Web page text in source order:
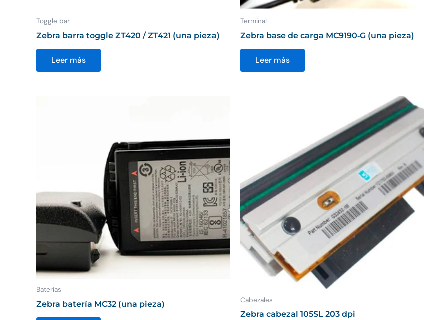
Toggle bar
Zebra barra toggle ZT420 / ZT421 (una pieza)
Leer más
Terminal
Zebra base de carga MC9190‑G (una pieza)
Leer más
Baterías
Zebra batería MC32 (una pieza) Cabezales
Zebra cabezal 105SL 203 dpi